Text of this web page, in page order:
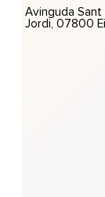
Avinguda Sant
Jordi, 07800